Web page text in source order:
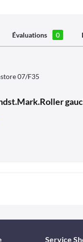
Évaluations 0
07/F35
Service